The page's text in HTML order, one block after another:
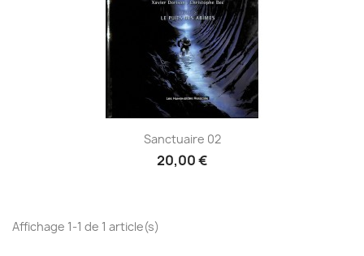
Sanctuaire 02
20,00 €
Affichage 1-1 de 1 article(s)